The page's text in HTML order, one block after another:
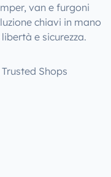
van e furgoni
chiavi in mano
e sicurezza.
Shops